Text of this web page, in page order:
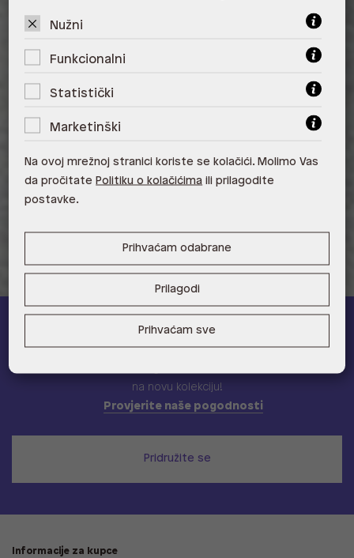
10000 Zagreb
ALDO, Arena Centar 10020 Zagreb
ALDO, Mall of Split Split
ALDO, City Center One Split 21000
Split
ALDO, Tower Centar 51000 Rijeka
ALDO, Supernova Zadar Zadar
ALDO A-list
na novu kolekciju!
Provjerite naše pogodnosti
Pridružite se
Informacije za kupce
Nužni
Funkcionalni
Statistički
Marketinški
Na ovoj mrežnoj stranici koriste se kolačići. Molimo Vas
da pročitate Politiku o kolačićima ili prilagodite
postavke.
Prihvaćam odabrane
Prilagodi
Prihvaćam sve